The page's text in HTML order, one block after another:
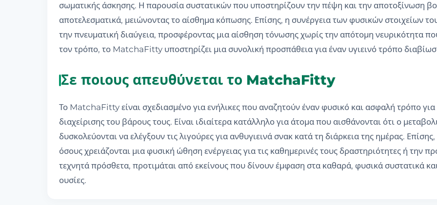
σωματικής άσκησης. Η παρουσία συστατικών που υποστηρίζουν την πέψη και την αποτοξίνωση
αποτελεσματικά, μειώνοντας το αίσθημα κόπωσης. Επίσης, η συνέργεια των φυσικών στοιχείων
την πνευματική διαύγεια, προσφέροντας μια αίσθηση τόνωσης χωρίς την απότομη νευρικότητα
τον τρόπο, το MatchaFitty υποστηρίζει μια συνολική προσπάθεια για έναν υγιεινό τρόπο
Σε ποιους απευθύνεται το MatchaFitty
Το MatchaFitty είναι σχεδιασμένο για ενήλικες που αναζητούν έναν φυσικό και ασφαλή τρόπο
διαχείρισης του βάρους τους. Είναι ιδιαίτερα κατάλληλο για άτομα που αισθάνονται ότι ο
δυσκολεύονται να ελέγξουν τις λιγούρες για ανθυγιεινά σνακ κατά τη διάρκεια της ημέρας.
όσους χρειάζονται μια φυσική ώθηση ενέργειας για τις καθημερινές τους δραστηριότητες ή την
τεχνητά πρόσθετα, προτιμάται από εκείνους που δίνουν έμφαση στα καθαρά, φυσικά συστατικά
ουσίες.